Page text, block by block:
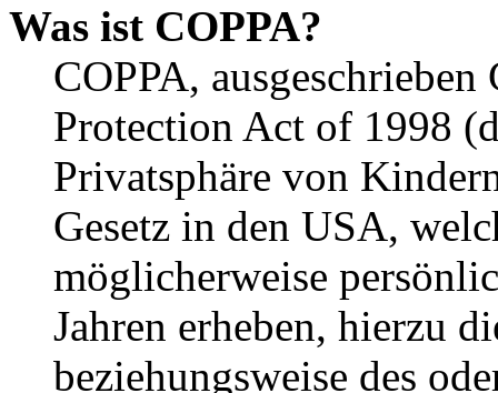
Was ist COPPA?
COPPA,
Protection Act of 1998
Privatsphäre von
Gesetz in den USA,
möglicherweise
Jahren erheben, hierzu
beziehungsweise des